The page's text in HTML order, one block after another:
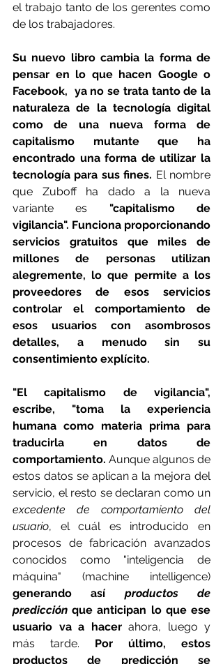
el trabajo tanto de los gerentes como
de los trabajadores.
Su nuevo libro cambia la forma de
pensar en lo que hacen Google o
Facebook,  ya no se trata tanto de la
naturaleza de la tecnología digital
como de una nueva forma de
capitalismo mutante que ha
encontrado una forma de utilizar la
tecnología para sus fines. El nombre
que Zuboff ha dado a la nueva
variante es "capitalismo de
vigilancia". Funciona proporcionando
servicios gratuitos que miles de
millones de personas utilizan
alegremente, lo que permite a los
proveedores de esos servicios
controlar el comportamiento de
esos usuarios con asombrosos
detalles, a menudo sin su
consentimiento explícito.
"El capitalismo de vigilancia",
escribe, "toma la experiencia
humana como materia prima para
traducirla en datos de
comportamiento. Aunque algunos de
estos datos se aplican a la mejora del
excedente de comportamiento del
usuario, el cuál es introducido en
procesos de fabricación avanzados
conocidos como "inteligencia de
generando así productos de
predicción que anticipan lo que ese
usuario va a hacer ahora, luego y
más tarde. Por último, estos
productos de predicción se